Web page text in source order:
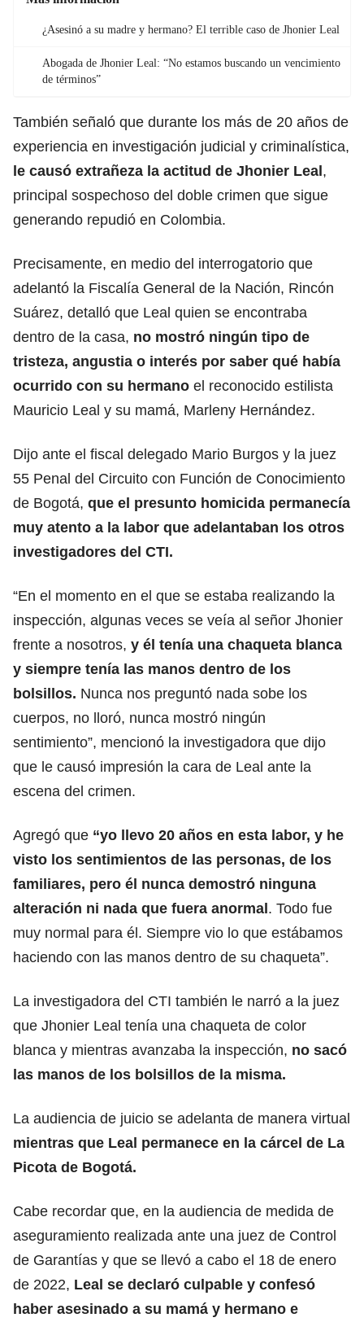
¿Asesinó a su madre y hermano? El terrible caso de Jhonier Leal
Abogada de Jhonier Leal: “No estamos buscando un vencimiento
de términos”
También señaló que durante los más de 20 años de
experiencia en investigación judicial y criminalística,
le causó extrañeza la actitud de Jhonier Leal ,
principal sospechoso del doble crimen que sigue
generando repudió en Colombia.
Precisamente, en medio del interrogatorio que
adelantó la Fiscalía General de la Nación, Rincón
Suárez, detalló que Leal quien se encontraba
dentro de la casa, no mostró ningún tipo de
tristeza, angustia o interés por saber qué había
ocurrido con su hermano el reconocido estilista
Mauricio Leal y su mamá, Marleny Hernández.
Dijo ante el fiscal delegado Mario Burgos y la juez
55 Penal del Circuito con Función de Conocimiento
de Bogotá, que el presunto homicida permanecía
muy atento a la labor que adelantaban los otros
investigadores del CTI.
“En el momento en el que se estaba realizando la
inspección, algunas veces se veía al señor Jhonier
frente a nosotros, y él tenía una chaqueta blanca
y siempre tenía las manos dentro de los
bolsillos. Nunca nos preguntó nada sobe los
cuerpos, no lloró, nunca mostró ningún
sentimiento”, mencionó la investigadora que dijo
que le causó impresión la cara de Leal ante la
escena del crimen.
Agregó que “yo llevo 20 años en esta labor, y he
visto los sentimientos de las personas, de los
familiares, pero él nunca demostró ninguna
alteración ni nada que fuera anormal . Todo fue
muy normal para él. Siempre vio lo que estábamos
haciendo con las manos dentro de su chaqueta”.
La investigadora del CTI también le narró a la juez
que Jhonier Leal tenía una chaqueta de color
blanca y mientras avanzaba la inspección, no sacó
las manos de los bolsillos de la misma.
La audiencia de juicio se adelanta de manera virtual
mientras que Leal permanece en la cárcel de La
Picota de Bogotá.
Cabe recordar que, en la audiencia de medida de
aseguramiento realizada ante una juez de Control
de Garantías y que se llevó a cabo el 18 de enero
de 2022, Leal se declaró culpable y confesó
haber asesinado a su mamá y hermano e